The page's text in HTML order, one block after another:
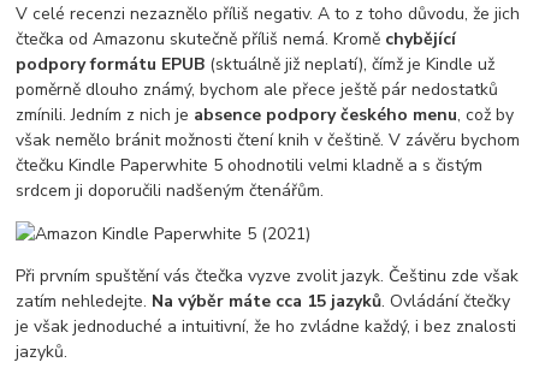
V celé recenzi nezaznělo příliš negativ. A to z toho důvodu, že jich
čtečka od Amazonu skutečně příliš nemá. Kromě chybějící
podpory formátu EPUB (sktuálně již neplatí), čímž je Kindle už
poměrně dlouho známý, bychom ale přece ještě pár nedostatků
zmínili. Jedním z nich je absence podpory českého menu, což by
však nemělo bránit možnosti čtení knih v češtině. V závěru bychom
čtečku Kindle Paperwhite 5 ohodnotili velmi kladně a s čistým
srdcem ji doporučili nadšeným čtenářům.
Při prvním spuštění vás čtečka vyzve zvolit jazyk. Češtinu zde však
zatím nehledejte. Na výběr máte cca 15 jazyků. Ovládání čtečky
je však jednoduché a intuitivní, že ho zvládne každý, i bez znalosti
jazyků.